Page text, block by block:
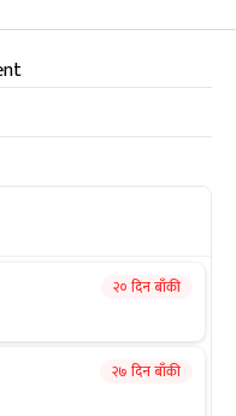
२० दिन बाँकी
२७ दिन बाँकी